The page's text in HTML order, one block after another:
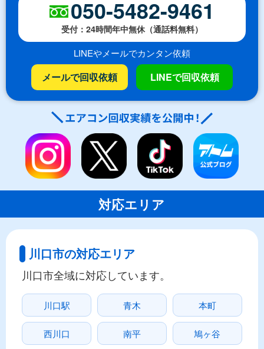
050-5482-9461
受付：24時間年中無休（通話料無料）
LINEやメールでカンタン依頼
メールで回収依頼 LINEで回収依頼
対応エリア
川口市の対応エリア
川口市全域に対応しています。
川口駅 青木 本町
西川口 南平 鳩ヶ谷